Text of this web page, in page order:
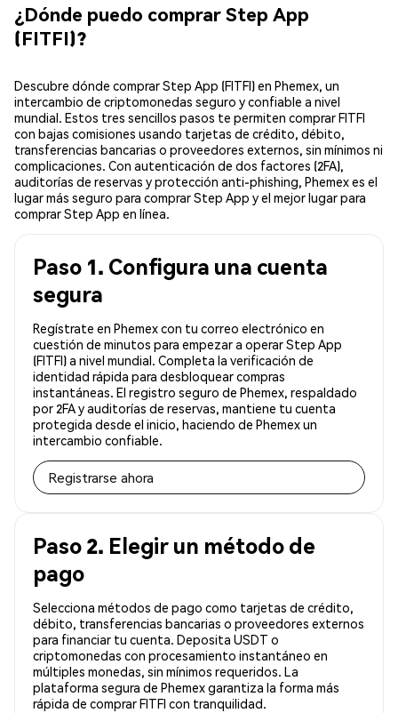
¿Dónde puedo comprar Step App
(FITFI)?
Descubre dónde comprar Step App (FITFI) en Phemex, un
intercambio de criptomonedas seguro y confiable a nivel
mundial. Estos tres sencillos pasos te permiten comprar FITFI
con bajas comisiones usando tarjetas de crédito, débito,
transferencias bancarias o proveedores externos, sin mínimos ni
complicaciones. Con autenticación de dos factores (2FA),
auditorías de reservas y protección anti-phishing, Phemex es el
lugar más seguro para comprar Step App y el mejor lugar para
comprar Step App en línea.
Paso 1. Configura una cuenta
segura
Regístrate en Phemex con tu correo electrónico en
cuestión de minutos para empezar a operar Step App
(FITFI) a nivel mundial. Completa la verificación de
identidad rápida para desbloquear compras
instantáneas. El registro seguro de Phemex, respaldado
por 2FA y auditorías de reservas, mantiene tu cuenta
protegida desde el inicio, haciendo de Phemex un
intercambio confiable.
Registrarse ahora
Paso 2. Elegir un método de
pago
Selecciona métodos de pago como tarjetas de crédito,
débito, transferencias bancarias o proveedores externos
para financiar tu cuenta. Deposita USDT o
criptomonedas con procesamiento instantáneo en
múltiples monedas, sin mínimos requeridos. La
plataforma segura de Phemex garantiza la forma más
rápida de comprar FITFI con tranquilidad.